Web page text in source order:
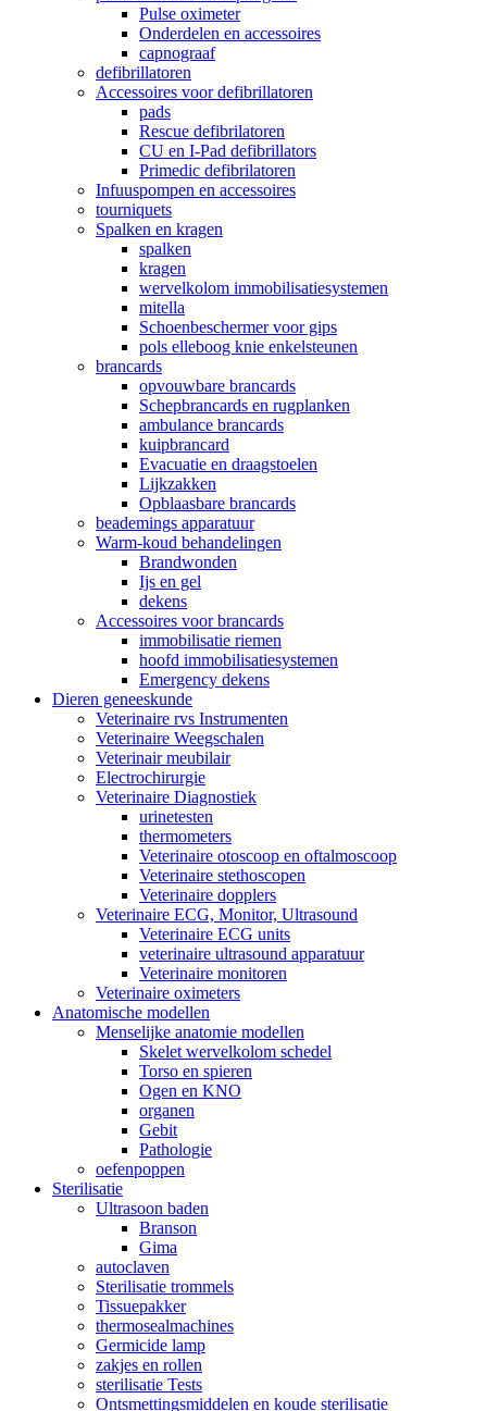
Pulse oximeter
Onderdelen en accessoires
capnograaf
defibrillatoren
Accessoires voor defibrillatoren
pads
Rescue defibrilatoren
CU en I-Pad defibrillators
Primedic defibrilatoren
Infuuspompen en accessoires
tourniquets
Spalken en kragen
spalken
kragen
wervelkolom immobilisatiesystemen
mitella
Schoenbeschermer voor gips
pols elleboog knie enkelsteunen
brancards
opvouwbare brancards
Schepbrancards en rugplanken
ambulance brancards
kuipbrancard
Evacuatie en draagstoelen
Lijkzakken
Opblaasbare brancards
beademings apparatuur
Warm-koud behandelingen
Brandwonden
Ijs en gel
dekens
Accessoires voor brancards
immobilisatie riemen
hoofd immobilisatiesystemen
Emergency dekens
Dieren geneeskunde
Veterinaire rvs Instrumenten
Veterinaire Weegschalen
Veterinair meubilair
Electrochirurgie
Veterinaire Diagnostiek
urinetesten
thermometers
Veterinaire otoscoop en oftalmoscoop
Veterinaire stethoscopen
Veterinaire dopplers
Veterinaire ECG, Monitor, Ultrasound
Veterinaire ECG units
veterinaire ultrasound apparatuur
Veterinaire monitoren
Veterinaire oximeters
Anatomische modellen
Menselijke anatomie modellen
Skelet wervelkolom schedel
Torso en spieren
Ogen en KNO
organen
Gebit
Pathologie
oefenpoppen
Sterilisatie
Ultrasoon baden
Branson
Gima
autoclaven
Sterilisatie trommels
Tissuepakker
thermosealmachines
Germicide lamp
zakjes en rollen
sterilisatie Tests
Ontsmettingsmiddelen en koude sterilisatie